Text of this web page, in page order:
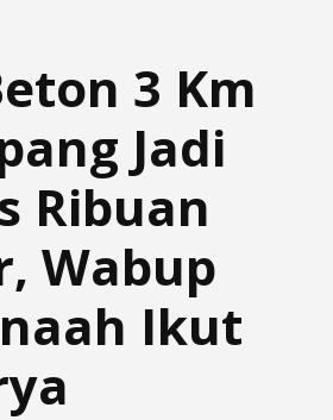
3 Km
Jadi
Ribuan
Wabup
Ikut